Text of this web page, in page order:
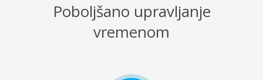
Poboljšano upravljanje
vremenom